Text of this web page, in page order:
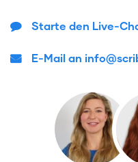
Starte den Live-
E-Mail an